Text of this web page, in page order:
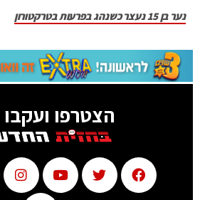
נער בן 15 נעצר כשנהג בפרעות בטרקטורון
הצטרפו